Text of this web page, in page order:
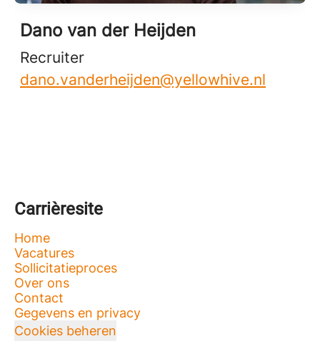
Dano van der Heijden
Recruiter
dano.vanderheijden@yellowhive.nl
Carrièresite
Home
Vacatures
Sollicitatieproces
Over ons
Contact
Gegevens en privacy
Cookies beheren